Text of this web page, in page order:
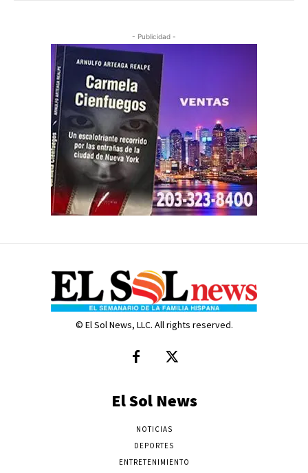
- Publicidad -
© El Sol News, LLC. All rights reserved.
El Sol News
NOTICIAS
DEPORTES
ENTRETENIMIENTO